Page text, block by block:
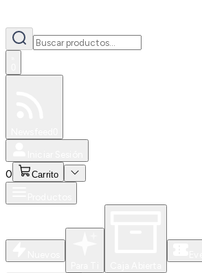
0 Carrito